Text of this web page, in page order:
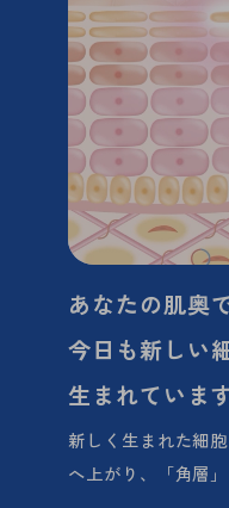
あなたの肌奥
今日も新しい
生まれていま
新しく生まれた細胞
へ上がり、
「角層